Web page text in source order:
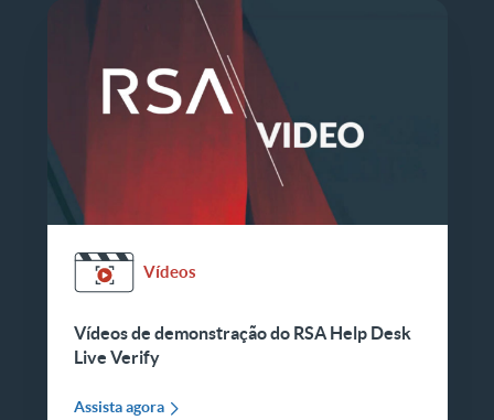
Vídeos
Vídeos de demonstração do RSA Help Desk
Live Verify
Assista agora